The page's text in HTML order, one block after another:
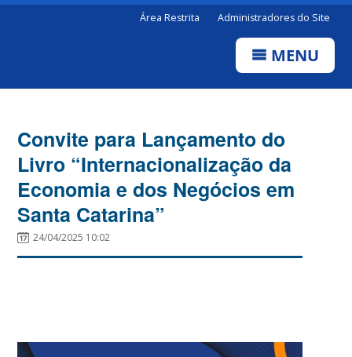
Área Restrita Administradores do Site
MENU
Convite para Lançamento do
Livro “Internacionalização da
Economia e dos Negócios em
Santa Catarina”
24/04/2025 10:02